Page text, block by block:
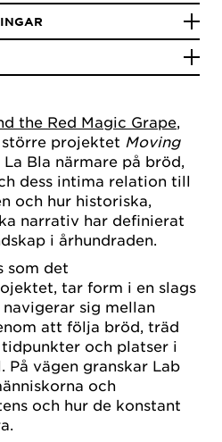
the Red Magic Grape,
projektet Moving
Bla närmare på bröd,
dess intima relation till
och hur historiska,
narrativ har definierat
i århundraden.
som det
tar form i en slags
sig mellan
att följa bröd, träd
och platser i
På vägen granskar Lab
och
och hur de konstant